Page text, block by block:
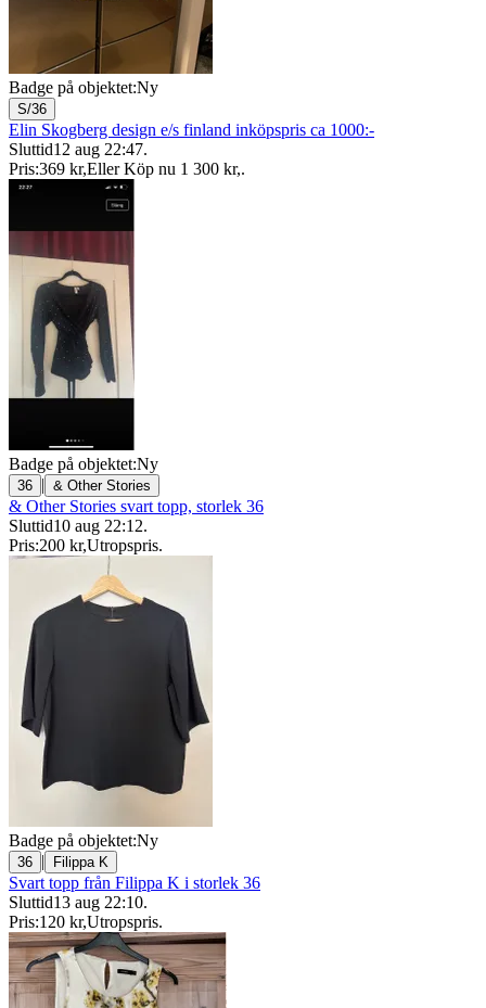
Badge på objektet:Ny
S/36
Elin Skogberg design e/s finland inköpspris ca 1000:-
Sluttid12 aug 22:47.
Pris:369 kr,Eller Köp nu 1 300 kr,.
Badge på objektet:Ny
36 | & Other Stories
& Other Stories svart topp, storlek 36
Sluttid10 aug 22:12.
Pris:200 kr,Utropspris.
Badge på objektet:Ny
36 | Filippa K
Svart topp från Filippa K i storlek 36
Sluttid13 aug 22:10.
Pris:120 kr,Utropspris.